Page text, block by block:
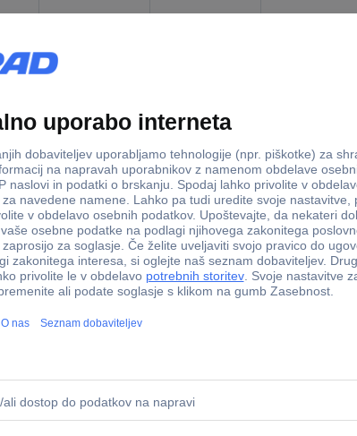
poliamid 6 125 mm s povratno luknjo
poliamid 6